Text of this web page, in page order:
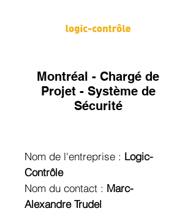
Montréal - Chargé de
Projet - Système de
Sécurité
Nom de l'entreprise : Logic-
Contrôle
Nom du contact : Marc-
Alexandre Trudel